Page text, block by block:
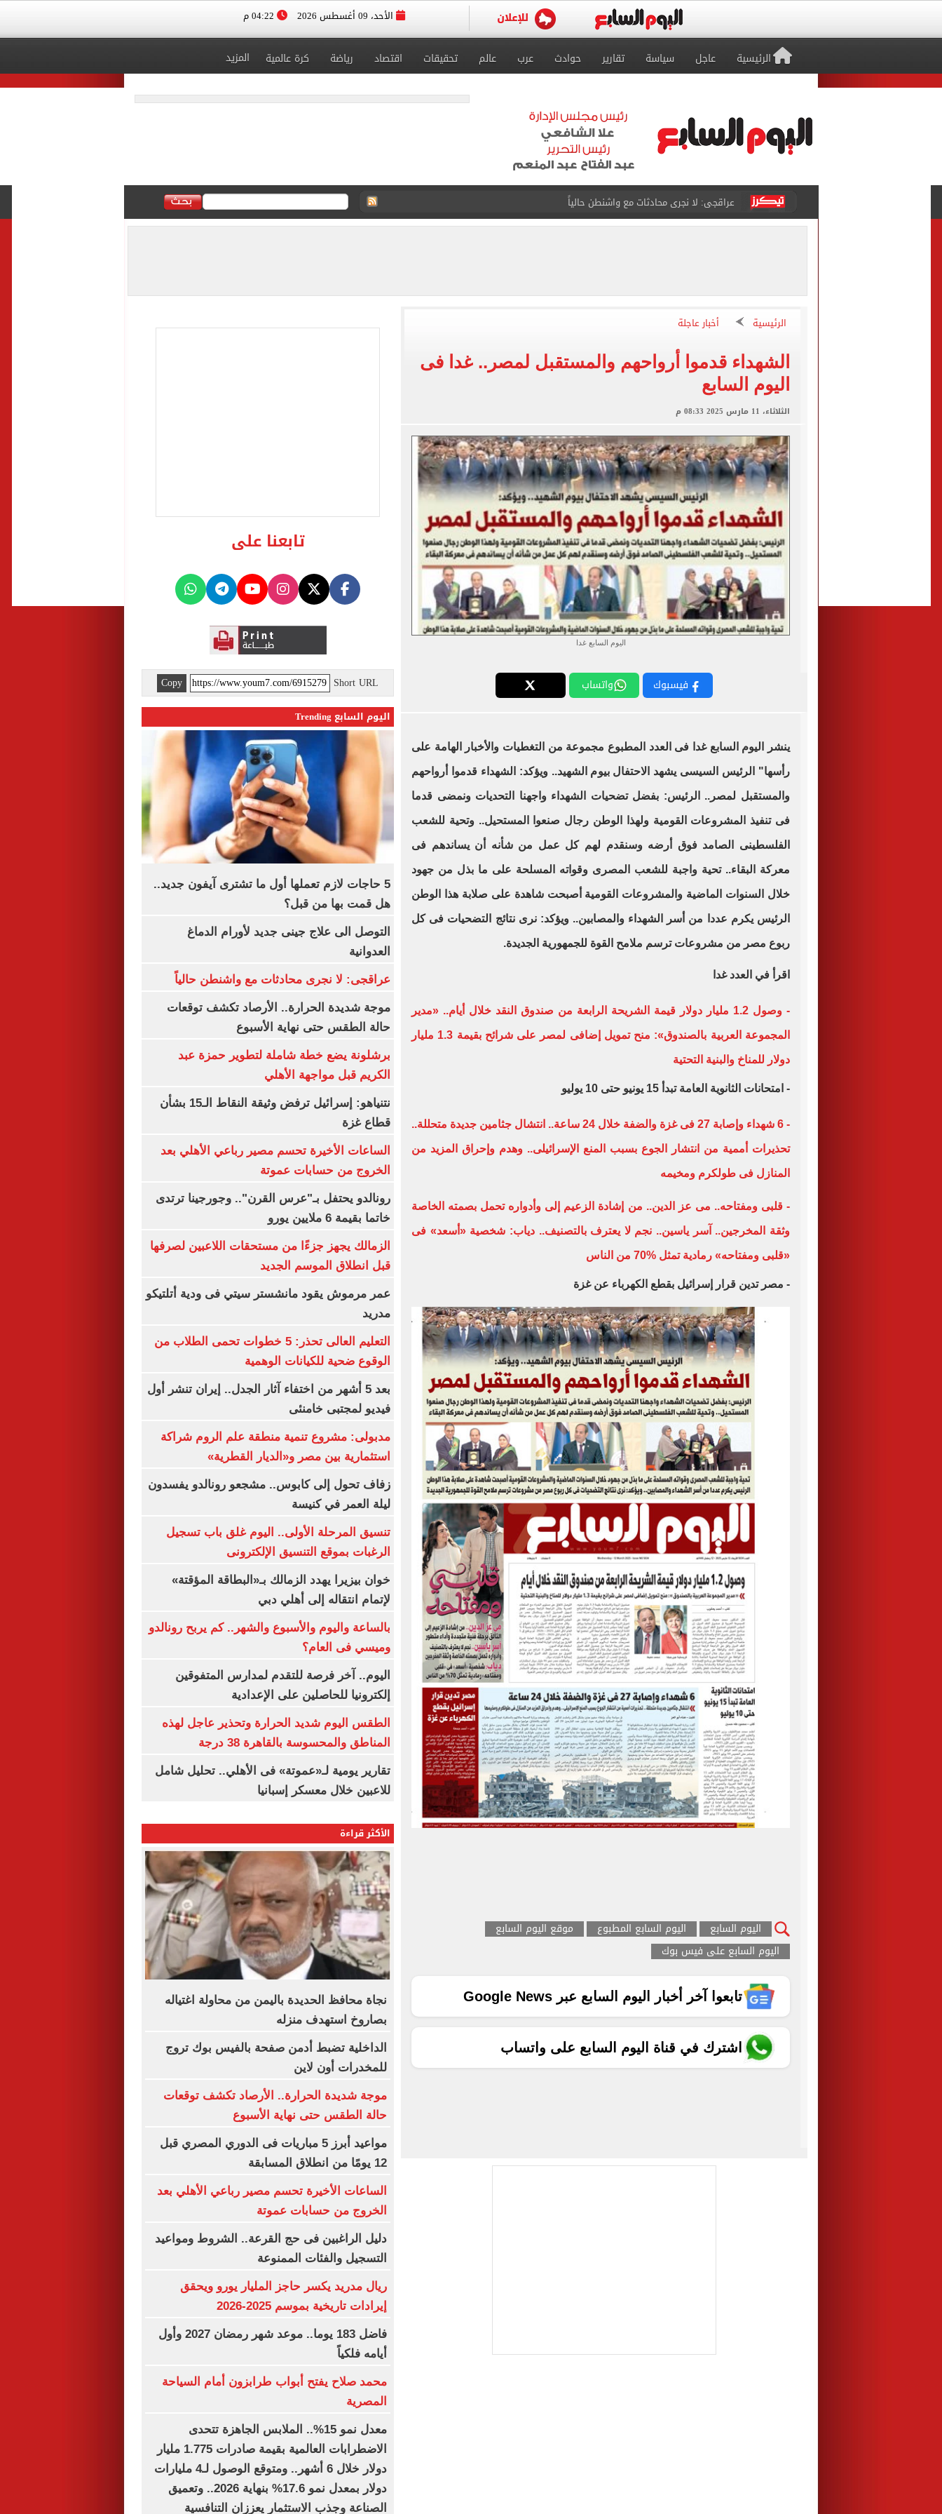
الأحد، 09 أغسطس 2026
الرئيسية عاجل سياسة تقارير حوادث عرب عالم تحقيقات اقتصاد رياضة كرة عالمية المزيد
عراقجى: لا نجرى محادثات مع واشنطن حالياً
الأحلام تتحول إلى حقيقة.. طرابزون سبور يحتفل بصفقة محمد صلاح بفيديو جديد
هل ترتفع أسعار آيفون 17 غدا؟.. تسريبات تكشف مفاجأة قبل إطلاق الجيل الجديد
عدد المشتغلين فى مصر يرتفع إلى 274 ألف مشتغل خلال أبريل - يونيه 2026
عمر مرموش يقود مان سيتي لاكتساح أتلتيكو مدريد بثلاثية وديًا.. فيديو
عمر مرموش يسجل ثنائية ويشعل ودية مان سيتي وأتلتيكو مدريد.. فيديو
موجة شديدة الحرارة.. الأرصاد تكشف توقعات حالة الطقس حتى نهاية الأسبوع
الرئيسية أخبار عاجلة
الشهداء قدموا أرواحهم والمستقبل لمصر.. غدا فى
اليوم السابع
الثلاثاء، 11 مارس 2025 08:33 م
اليوم السابع غدا
فيسبوك واتساب
ينشر اليوم السابع غدا فى العدد المطبوع مجموعة من التغطيات والأخبار الهامة على
رأسها" الرئيس السيسى يشهد الاحتفال بيوم الشهيد.. ويؤكد: الشهداء قدموا أرواحهم
والمستقبل لمصر.. الرئيس: بفضل تضحيات الشهداء واجهنا التحديات ونمضى قدما
فى تنفيذ المشروعات القومية ولهذا الوطن رجال صنعوا المستحيل.. وتحية للشعب
الفلسطينى الصامد فوق أرضه وسنقدم لهم كل عمل من شأنه أن يساندهم فى
معركة البقاء.. تحية واجبة للشعب المصرى وقواته المسلحة على ما بذل من جهود
خلال السنوات الماضية والمشروعات القومية أصبحت شاهدة على صلابة هذا الوطن
الرئيس يكرم عددا من أسر الشهداء والمصابين.. ويؤكد: نرى نتائج التضحيات فى كل
ربوع مصر من مشروعات ترسم ملامح القوة للجمهورية الجديدة.
اقرأ في العدد غدا
- وصول 1.2 مليار دولار قيمة الشريحة الرابعة من صندوق النقد خلال أيام.. «مدير
المجموعة العربية بالصندوق»: منح تمويل إضافى لمصر على شرائح بقيمة 1.3 مليار
دولار للمناخ والبنية التحتية
- امتحانات الثانوية العامة تبدأ 15 يونيو حتى 10 يوليو
- 6 شهداء وإصابة 27 فى غزة والضفة خلال 24 ساعة.. انتشال جثامين جديدة متحللة..
تحذيرات أممية من انتشار الجوع بسبب المنع الإسرائيلى.. وهدم وإحراق المزيد من
المنازل فى طولكرم ومخيمه
- قلبى ومفتاحه.. مى عز الدين.. من إشادة الزعيم إلى وأدواره تحمل بصمته الخاصة
وثقة المخرجين.. آسر ياسين.. نجم لا يعترف بالتصنيف.. دياب: شخصية «أسعد» فى
«قلبى ومفتاحه» رمادية تمثل %70 من الناس
- مصر تدين قرار إسرائيل بقطع الكهرباء عن غزة
اليوم السابع اليوم السابع المطبوع
موقع اليوم السابع
اليوم السابع على فيس بوك
تابعوا آخر أخبار اليوم السابع عبر Google News
اشترك في قناة اليوم السابع على واتساب
تابعنا على
Short URL
Copy
اليوم السابع Trending
5 حاجات لازم تعملها أول ما تشترى آيفون جديد..
هل قمت بها من قبل؟
التوصل الى علاج جينى جديد لأورام الدماغ
العدوانية
عراقجى: لا نجرى محادثات مع واشنطن حالياً
موجة شديدة الحرارة.. الأرصاد تكشف توقعات
حالة الطقس حتى نهاية الأسبوع
برشلونة يضع خطة شاملة لتطوير حمزة عبد
الكريم قبل مواجهة الأهلي
نتنياهو: إسرائيل ترفض وثيقة النقاط الـ15 بشأن
قطاع غزة
الساعات الأخيرة تحسم مصير رباعي الأهلي بعد
الخروج من حسابات عموتة
رونالدو يحتفل بـ"عرس القرن".. وجورجينا ترتدى
خاتما بقيمة 6 ملايين يورو
الزمالك يجهز جزءًا من مستحقات اللاعبين لصرفها
قبل انطلاق الموسم الجديد
عمر مرموش يقود مانشستر سيتي فى ودية أتلتيكو
مدريد
التعليم العالى تحذر: 5 خطوات تحمى الطلاب من
الوقوع ضحية للكيانات الوهمية
بعد 5 أشهر من اختفاء آثار الجدل.. إيران تنشر أول
فيديو لمجتبى خامنئى
مدبولى: مشروع تنمية منطقة علم الروم شراكة
استثمارية بين مصر و«الديار القطرية»
زفاف تحول إلى كابوس.. مشجعو رونالدو يفسدون
ليلة العمر في كنيسة
تنسيق المرحلة الأولى.. اليوم غلق باب تسجيل
الرغبات بموقع التنسيق الإلكترونى
خوان بيزيرا يهدد الزمالك بـ«البطاقة المؤقتة»
لإتمام انتقاله إلى أهلي دبي
بالساعة واليوم والأسبوع والشهر.. كم يربح رونالدو
وميسي فى العام؟
اليوم.. آخر فرصة للتقدم لمدارس المتفوقين
إلكترونيا للحاصلين على الإعدادية
الطقس اليوم شديد الحرارة وتحذير عاجل لهذه
المناطق والمحسوسة بالقاهرة 38 درجة
تقارير يومية لـ«عموتة» فى الأهلي.. تحليل شامل
للاعبين خلال معسكر إسبانيا
الأكثر قراءة
نجاة محافظ الحديدة باليمن من محاولة اغتياله
بصاروخ استهدف منزله
الداخلية تضبط أدمن صفحة بالفيس بوك تروج
للمخدرات أون لاين
موجة شديدة الحرارة.. الأرصاد تكشف توقعات
حالة الطقس حتى نهاية الأسبوع
مواعيد أبرز 5 مباريات فى الدوري المصري قبل
12 يومًا من انطلاق المسابقة
الساعات الأخيرة تحسم مصير رباعي الأهلي بعد
الخروج من حسابات عموتة
دليل الراغبين فى حج القرعة.. الشروط ومواعيد
التسجيل والفئات الممنوعة
ريال مدريد يكسر حاجز المليار يورو ويحقق
إيرادات تاريخية بموسم 2025-2026
فاضل 183 يوما.. موعد شهر رمضان 2027 وأول
أيامه فلكياً
محمد صلاح يفتح أبواب طرابزون أمام السياحة
المصرية
معدل نمو 15%.. الملابس الجاهزة تتحدى
الاضطرابات العالمية بقيمة صادرات 1.775 مليار
دولار خلال 6 أشهر.. ومتوقع الوصول لـ4 مليارات
دولار بمعدل نمو 17.6% بنهاية 2026.. وتعميق
الصناعة وجذب الاستثمار يعززان التنافسية